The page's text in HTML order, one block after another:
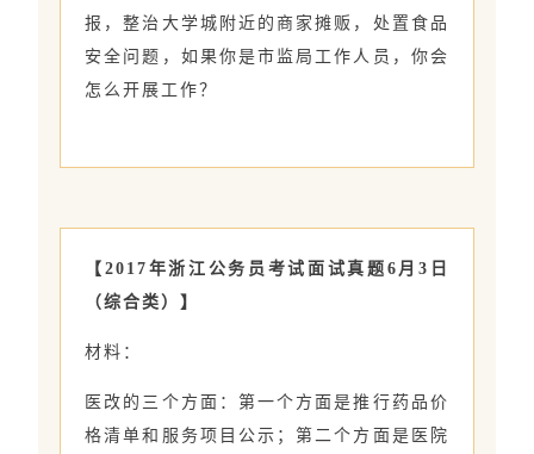
报，整治大学城附近的商家摊贩，处置食品
安全问题，如果你是市监局工作人员，你会
怎么开展工作？
【2017年浙江公务员考试面试真题6月3日
（综合类）】
材料：
医改的三个方面：第一个方面是推行药品价
格清单和服务项目公示；第二个方面是医院